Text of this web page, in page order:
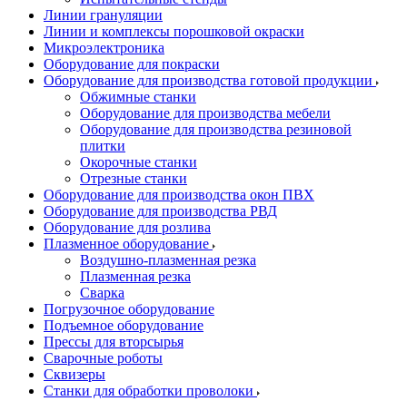
Линии грануляции
Линии и комплексы порошковой окраски
Микроэлектроника
Оборудование для покраски
Оборудование для производства готовой продукции
Обжимные станки
Оборудование для производства мебели
Оборудование для производства резиновой
плитки
Окорочные станки
Отрезные станки
Оборудование для производства окон ПВХ
Оборудование для производства РВД
Оборудование для розлива
Плазменное оборудование
Воздушно-плазменная резка
Плазменная резка
Сварка
Погрузочное оборудование
Подъемное оборудование
Прессы для вторсырья
Сварочные роботы
Сквизеры
Станки для обработки проволоки